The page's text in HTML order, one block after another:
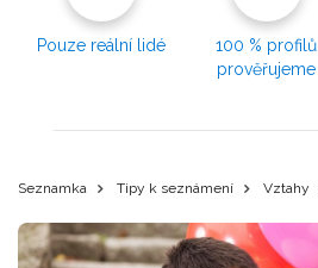
Pouze reální lidé
100 % profilů
prověřujeme
Seznamka Tipy k seznámení Vztahy